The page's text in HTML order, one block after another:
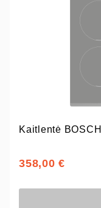
Kaitlentė
358,00 €